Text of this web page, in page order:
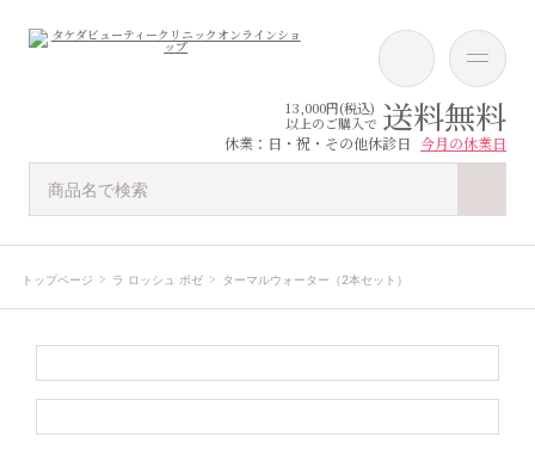
13,000円(税込)
以上のご購入で 送料無料
休業：日・祝・その他休診日 今月の休業日
トップページ ラ ロッシュ ポゼ ターマルウォーター（2本セット）